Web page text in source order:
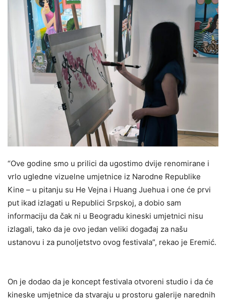
“Ove godine smo u prilici da ugostimo dvije renomirane i
vrlo ugledne vizuelne umjetnice iz Narodne Republike
Kine – u pitanju su He Vejna i Huang Juehua i one će prvi
put ikad izlagati u Republici Srpskoj, a dobio sam
informaciju da čak ni u Beogradu kineski umjetnici nisu
izlagali, tako da je ovo jedan veliki događaj za našu
ustanovu i za punoljetstvo ovog festivala”, rekao je Eremić.
On je dodao da je koncept festivala otvoreni studio i da će
kineske umjetnice da stvaraju u prostoru galerije narednih